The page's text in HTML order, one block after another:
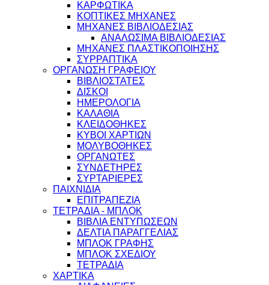
ΚΑΡΦΩΤΙΚΑ
ΚΟΠΤΙΚΕΣ ΜΗΧΑΝΕΣ
ΜΗΧΑΝΕΣ ΒΙΒΛΙΟΔΕΣΙΑΣ
ΑΝΑΛΩΣΙΜΑ ΒΙΒΛΙΟΔΕΣΙΑΣ
ΜΗΧΑΝΕΣ ΠΛΑΣΤΙΚΟΠΟΙΗΣΗΣ
ΣΥΡΡΑΠΤΙΚΑ
ΟΡΓΑΝΩΣΗ ΓΡΑΦΕΙΟΥ
ΒΙΒΛΙΟΣΤΑΤΕΣ
ΔΙΣΚΟΙ
ΗΜΕΡΟΛΟΓΙΑ
ΚΑΛΑΘΙΑ
ΚΛΕΙΔΟΘΗΚΕΣ
ΚΥΒΟΙ ΧΑΡΤΙΩΝ
ΜΟΛΥΒΟΘΗΚΕΣ
ΟΡΓΑΝΩΤΕΣ
ΣΥΝΔΕΤΗΡΕΣ
ΣΥΡΤΑΡΙΕΡΕΣ
ΠΑΙΧΝΙΔΙΑ
ΕΠΙΤΡΑΠΕΖΙΑ
ΤΕΤΡΑΔΙΑ - ΜΠΛΟΚ
ΒΙΒΛΙΑ ΕΝΤΥΠΩΣΕΩΝ
ΔΕΛΤΙΑ ΠΑΡΑΓΓΕΛΙΑΣ
ΜΠΛΟΚ ΓΡΑΦΗΣ
ΜΠΛΟΚ ΣΧΕΔΙΟΥ
ΤΕΤΡΑΔΙΑ
ΧΑΡΤΙΚΑ